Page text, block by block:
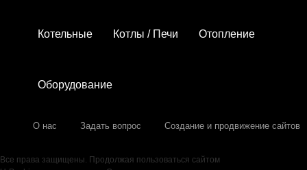
Котельные Котлы / Печи Отопление
Оборудование
О нас Задать вопрос Создание и продвижение сайтов
Все права защищены. Продолжая пользоваться сайтом